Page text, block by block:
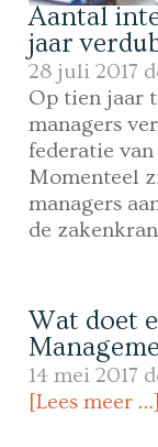
Aantal
jaar
28 juli 2017
Op tien jaar
managers
federatie
Momenteel
managers
de
Wat doet
14 mei 2017
[Lees meer …]